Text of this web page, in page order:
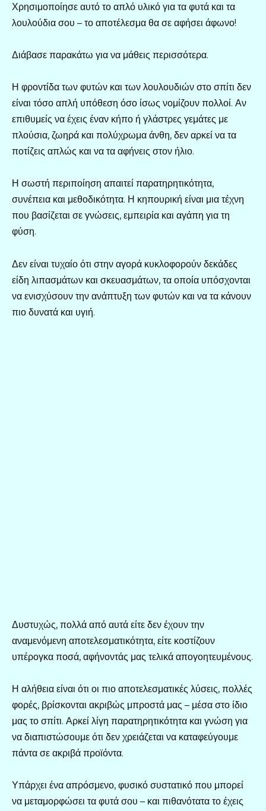
Χρησιμοποίησε αυτό το απλό υλικό για τα φυτά και τα
λουλούδια σου – το αποτέλεσμα θα σε αφήσει άφωνο!
Διάβασε παρακάτω για να μάθεις περισσότερα.
Η φροντίδα των φυτών και των λουλουδιών στο σπίτι δεν
είναι τόσο απλή υπόθεση όσο ίσως νομίζουν πολλοί. Αν
επιθυμείς να έχεις έναν κήπο ή γλάστρες γεμάτες με
πλούσια, ζωηρά και πολύχρωμα άνθη, δεν αρκεί να τα
ποτίζεις απλώς και να τα αφήνεις στον ήλιο.
Η σωστή περιποίηση απαιτεί παρατηρητικότητα,
συνέπεια και μεθοδικότητα. Η κηπουρική είναι μια τέχνη
που βασίζεται σε γνώσεις, εμπειρία και αγάπη για τη
φύση.
Δεν είναι τυχαίο ότι στην αγορά κυκλοφορούν δεκάδες
είδη λιπασμάτων και σκευασμάτων, τα οποία υπόσχονται
να ενισχύσουν την ανάπτυξη των φυτών και να τα κάνουν
πιο δυνατά και υγιή.
Δυστυχώς, πολλά από αυτά είτε δεν έχουν την
αναμενόμενη αποτελεσματικότητα, είτε κοστίζουν
υπέρογκα ποσά, αφήνοντάς μας τελικά απογοητευμένους.
Η αλήθεια είναι ότι οι πιο αποτελεσματικές λύσεις, πολλές
φορές, βρίσκονται ακριβώς μπροστά μας – μέσα στο ίδιο
μας το σπίτι. Αρκεί λίγη παρατηρητικότητα και γνώση για
να διαπιστώσουμε ότι δεν χρειάζεται να καταφεύγουμε
πάντα σε ακριβά προϊόντα.
Υπάρχει ένα απρόσμενο, φυσικό συστατικό που μπορεί
να μεταμορφώσει τα φυτά σου – και πιθανότατα το έχεις